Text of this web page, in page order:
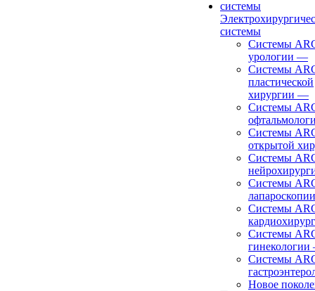
системы
Системы
урологии —
Системы
пластической
хирургии —
Системы
Системы
открытой
Системы
Системы
лапароскопии
Системы
Системы
гинекологии
Системы
Новое